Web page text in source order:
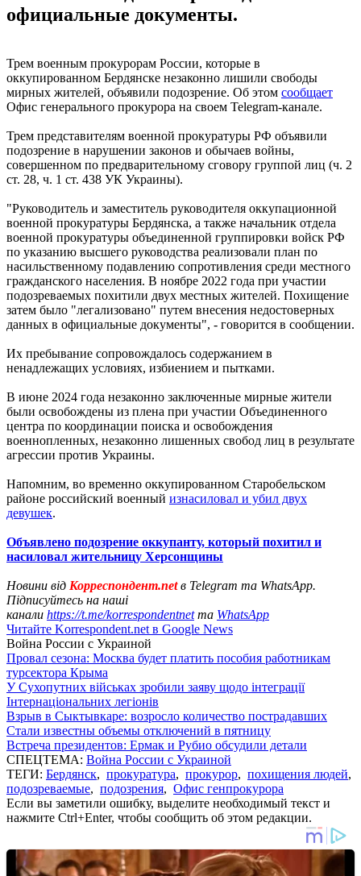
официальные документы.
Трем военным прокурорам России, которые в
оккупированном Бердянске незаконно лишили свободы
мирных жителей, объявили подозрение. Об этом сообщает
Офис генерального прокурора на своем Telegram-канале.
Трем представителям военной прокуратуры РФ объявили
подозрение в нарушении законов и обычаев войны,
совершенном по предварительному сговору группой лиц (ч. 2
ст. 28, ч. 1 ст. 438 УК Украины).
"Руководитель и заместитель руководителя оккупационной
военной прокуратуры Бердянска, а также начальник отдела
военной прокуратуры объединенной группировки войск РФ
по указанию высшего руководства реализовали план по
насильственному подавлению сопротивления среди местного
гражданского населения. В ноябре 2022 года при участии
подозреваемых похитили двух местных жителей. Похищение
затем было "легализовано" путем внесения недостоверных
данных в официальные документы", - говорится в сообщении.
Их пребывание сопровождалось содержанием в
ненадлежащих условиях, избиением и пытками.
В июне 2024 года незаконно заключенные мирные жители
были освобождены из плена при участии Объединенного
центра по координации поиска и освобождения
военнопленных, незаконно лишенных свобод лиц в результате
агрессии против Украины.
Напомним, во временно оккупированном Старобельском
районе российский военный изнасиловал и убил двух
девушек.
Объявлено подозрение оккупанту, который похитил и
насиловал жительницу Херсонщины
Новини від Корреспондент.netв Telegram та WhatsApp.
Підписуйтесь на наші
канали https://t.me/korrespondentnetта WhatsApp
Читайте Korrespondent.net в Google News
Война России с Украиной
Провал сезона: Москва будет платить пособия работникам
турсектора Крыма
У Сухопутних військах зробили заяву щодо інтеграції
Інтернаціональних легіонів
Взрыв в Сыктывкаре: возросло количество пострадавших
Стали известны объемы отключений в пятницу
Встреча президентов: Ермак и Рубио обсудили детали
СПЕЦТЕМА: Война России с Украиной
ТЕГИ: Бердянск, прокуратура, прокурор, похищения людей,
подозреваемые, подозрения, Офис генпрокурора
Если вы заметили ошибку, выделите необходимый текст и
нажмите Ctrl+Enter, чтобы сообщить об этом редакции.